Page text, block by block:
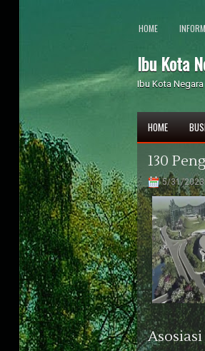
HOME
Ibu Kota
Ibu Kota Negara
HOME
130
5/31/2023